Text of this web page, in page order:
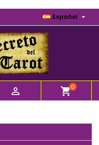
Español 
 shopping_cart0